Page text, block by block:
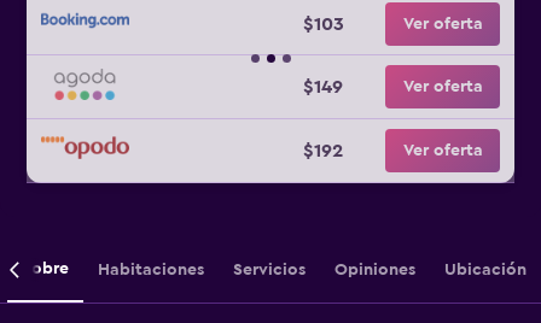
$103 Ver oferta
$149 Ver oferta
$192 Ver oferta
Sobre Habitaciones Servicios Opiniones Ubicación